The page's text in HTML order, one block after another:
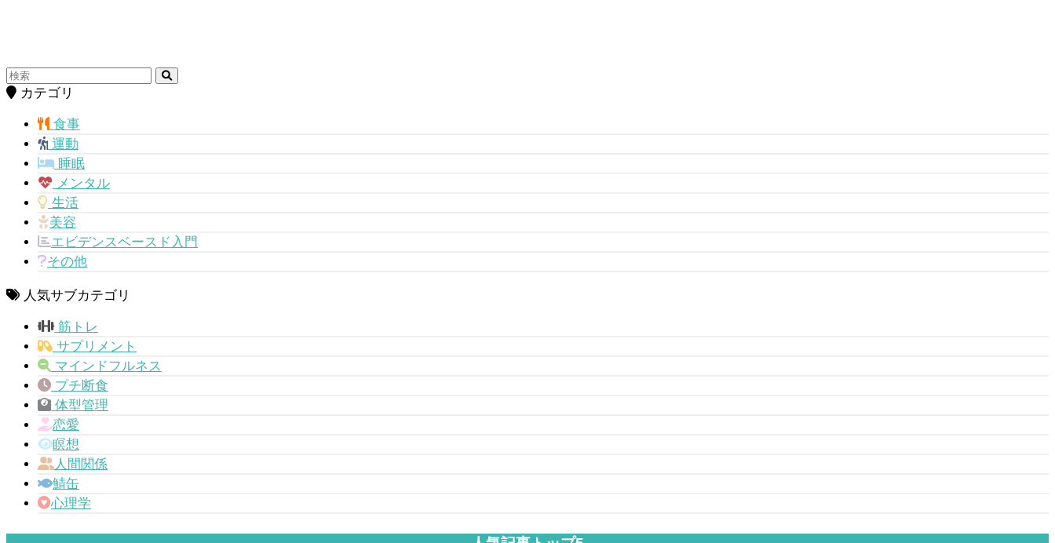
カテゴリ
食事
運動
睡眠
メンタル
生活
美容
エビデンスベースド入門
その他
人気サブカテゴリ
筋トレ
サプリメント
マインドフルネス
プチ断食
体型管理
恋愛
瞑想
人間関係
鯖缶
心理学